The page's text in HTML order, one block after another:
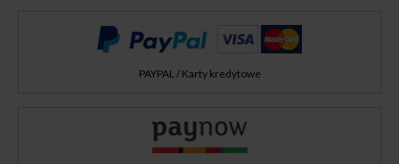
PAYPAL / Karty kredytowe